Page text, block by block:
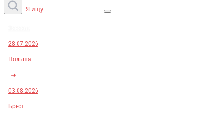
28.07.2026
Польша
➜
03.08.2026
Брест